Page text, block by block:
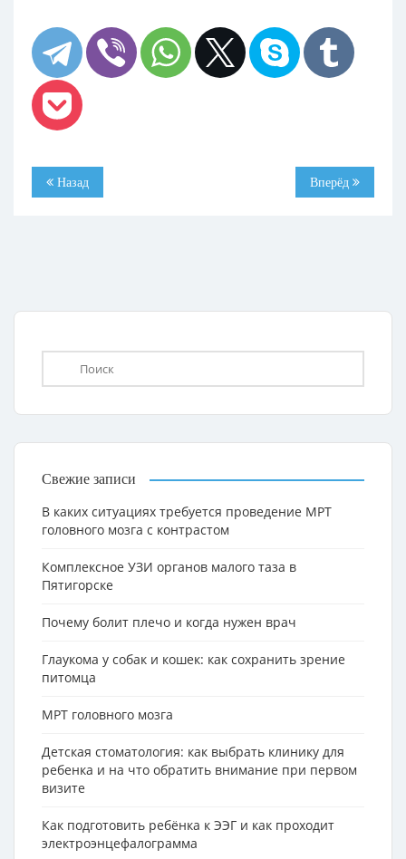
Назад Вперёд
Свежие записи
В каких ситуациях требуется проведение МРТ
головного мозга с контрастом
Комплексное УЗИ органов малого таза в
Пятигорске
Почему болит плечо и когда нужен врач
Глаукома у собак и кошек: как сохранить зрение
питомца
МРТ головного мозга
Детская стоматология: как выбрать клинику для
ребенка и на что обратить внимание при первом
визите
Как подготовить ребёнка к ЭЭГ и как проходит
электроэнцефалограмма